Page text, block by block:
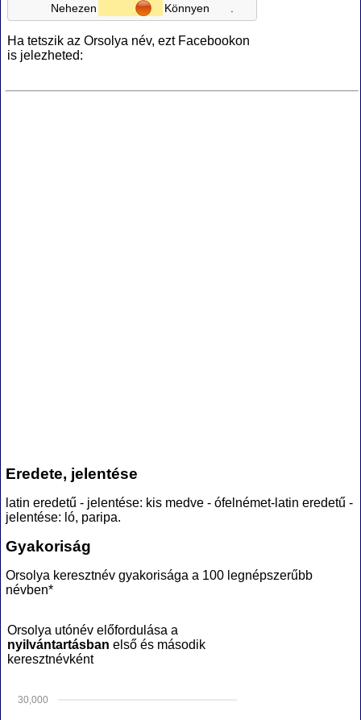
Nehezen
Könnyen
Ha tetszik az Orsolya név, ezt Facebookon
is jelezheted:
Eredete, jelentése
latin eredetű - jelentése: kis medve - ófelnémet-latin eredetű -
jelentése: ló, paripa.
Gyakoriság
Orsolya keresztnév gyakorisága a 100 legnépszerűbb
névben*
Orsolya utónév előfordulása a
nyilvántartásban első és második
keresztnévként
30,000